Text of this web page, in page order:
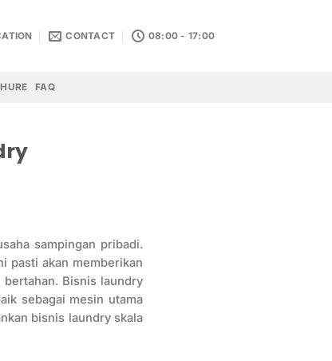
CONTACT 08:00 - 17:00
FAQ
sampingan pribadi.
pasti akan memberikan
Bisnis laundry
sebagai mesin utama
bisnis laundry skala